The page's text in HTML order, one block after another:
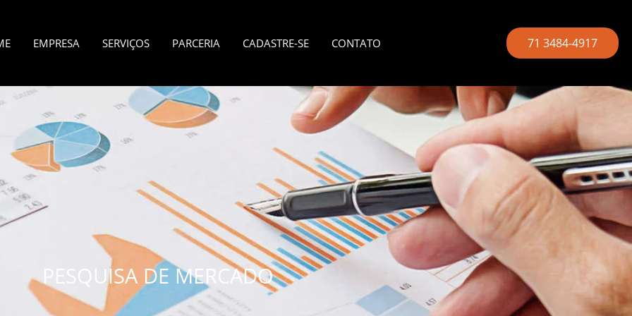
EMPRESA SERVIÇOS PARCERIA CADASTRE-SE CONTATO 71 3484-4917
PESQUISA DE MERCADO